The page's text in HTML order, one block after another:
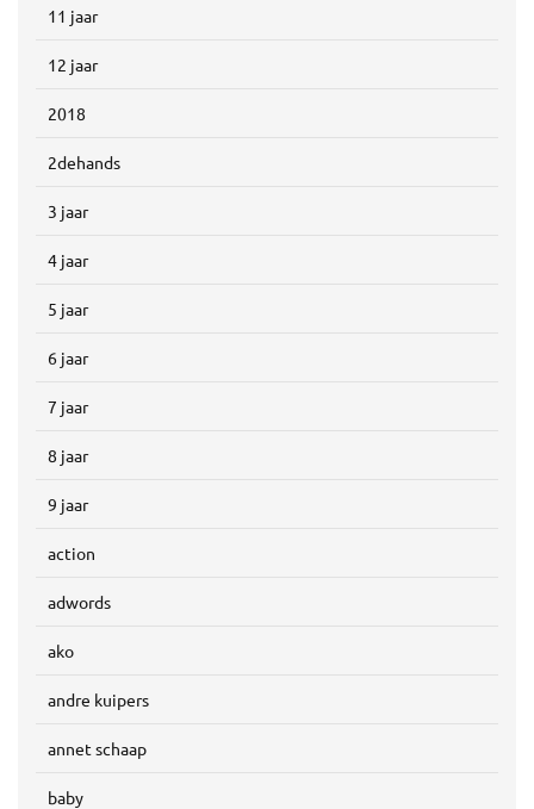
11 jaar
12 jaar
2018
2dehands
3 jaar
4 jaar
5 jaar
6 jaar
7 jaar
8 jaar
9 jaar
action
adwords
ako
andre kuipers
annet schaap
baby